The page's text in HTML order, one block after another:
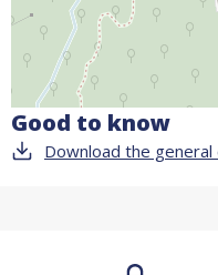
Good to know
Download the